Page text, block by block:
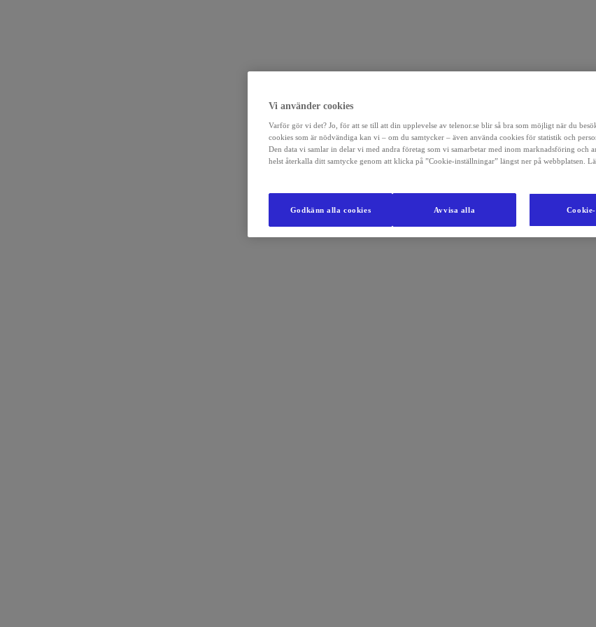
Vi använder cookies
Varför gör vi det? Jo, för att se till att din upplevelse av telenor.se blir så bra som möjligt när du
cookies som är nödvändiga kan vi – om du samtycker – även använda cookies för statistik och
Den data vi samlar in delar vi med andra företag som vi samarbetar med inom marknadsföring och
helst återkalla ditt samtycke genom att klicka på ”Cookie-inställningar” längst ner på webbplatsen.
Avvisa alla
Godkänn alla cookies